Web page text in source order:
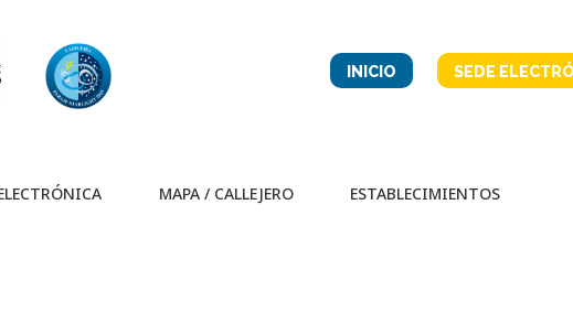
INICIO SEDE
MAPA / CALLEJERO ESTABLECIMIENTOS